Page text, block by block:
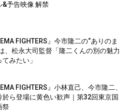
&予告映像 解禁
FIGHTERS』今市隆二の“ありのま
、松永大司監督「隆二くんの別の魅力
てみたい」
FIGHTERS』小林直己、今市隆二、
於ら登場に黄色い歓声｜第32回東京国
祭